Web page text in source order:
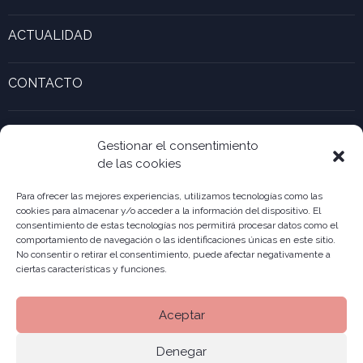
Gestionar el consentimiento
de las cookies
Para ofrecer las mejores experiencias, utilizamos tecnologías como las
cookies para almacenar y/o acceder a la información del dispositivo. El
consentimiento de estas tecnologías nos permitirá procesar datos como el
comportamiento de navegación o las identificaciones únicas en este sitio.
No consentir o retirar el consentimiento, puede afectar negativamente a
ciertas características y funciones.
Aceptar
Denegar
Calculadora de UTAs
ACTUALIDAD
CONTACTO